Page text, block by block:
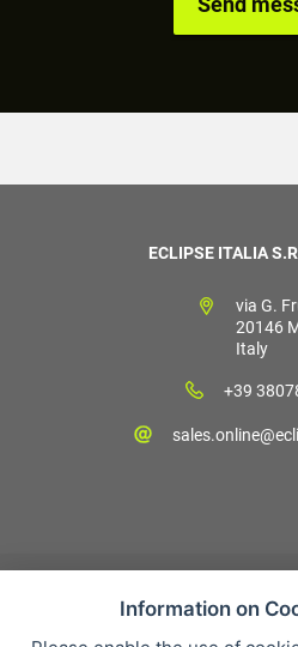
ECLIPSE ITALIA
via G.
20146
Italy
+39
Information on